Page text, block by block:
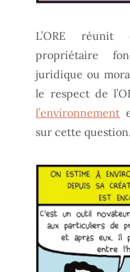
L’ORE
propriétaire
juridique ou
le respect de
l’environnement
sur cette question.